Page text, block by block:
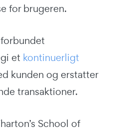
for brugeren.
et kontinuerligt
kunden og erstatter
transaktioner.
School of